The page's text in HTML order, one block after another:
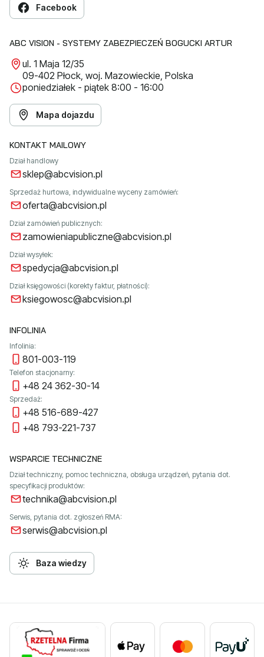
Facebook
ABC VISION - SYSTEMY ZABEZPIECZEŃ BOGUCKI ARTUR
ul. 1 Maja 12/35
09-402 Płock, woj. Mazowieckie, Polska
poniedziałek - piątek 8:00 - 16:00
Mapa dojazdu
KONTAKT MAILOWY
Dział handlowy
sklep@abcvision.pl
Sprzedaż hurtowa, indywidualne wyceny zamówień:
oferta@abcvision.pl
Dział zamówień publicznych:
zamowieniapubliczne@abcvision.pl
Dział wysyłek:
spedycja@abcvision.pl
Dział księgowości (korekty faktur, płatności):
ksiegowosc@abcvision.pl
INFOLINIA
Infolinia:
801-003-119
Telefon stacjonarny:
+48 24 362-30-14
Sprzedaż:
+48 516-689-427
+48 793-221-737
WSPARCIE TECHNICZNE
Dział techniczny, pomoc techniczna, obsługa urządzeń, pytania dot.
specyfikacji produktów:
technika@abcvision.pl
Serwis, pytania dot. zgłoszeń RMA:
serwis@abcvision.pl
Baza wiedzy